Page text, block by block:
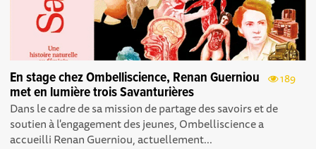
189
En stage chez Ombelliscience, Renan Guerniou
met en lumière trois Savanturières
Dans le cadre de sa mission de partage des savoirs et de
soutien à l'engagement des jeunes, Ombelliscience a
accueilli Renan Guerniou, actuellement...